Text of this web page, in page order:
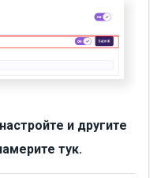
и другите
тук.